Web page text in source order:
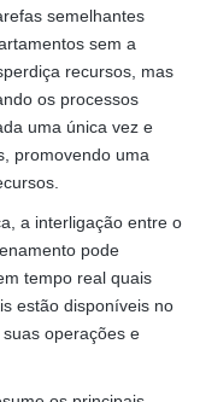
semelhantes
sem a
recursos, mas
os processos
uma única vez e
promovendo uma
a interligação entre o
pode
tempo real quais
estão disponíveis no
operações e